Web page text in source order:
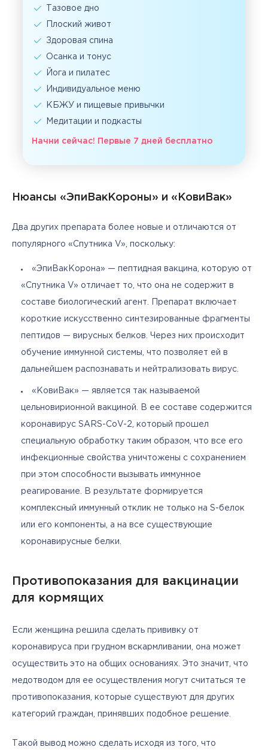
Тазовое дно
Плоский живот
Здоровая спина
Осанка и тонус
Йога и пилатес
Индивидуальное меню
КБЖУ и пищевые привычки
Медитации и подкасты
Начни сейчас! Первые 7 дней бесплатно
Нюансы «ЭпиВакКороны» и «КовиВак»
Два других препарата более новые и отличаются от
популярного «Спутника V», поскольку:
«ЭпиВакКорона» — пептидная вакцина, которую от
«Спутника V» отличает то, что она не содержит в
составе биологический агент. Препарат включает
короткие искусственно синтезированные фрагменты
пептидов — вирусных белков. Через них происходит
обучение иммунной системы, что позволяет ей в
дальнейшем распознавать и нейтрализовать вирус.
«КовиВак» — является так называемой
цельновирионной вакциной. В ее составе содержится
коронавирус SARS-CoV-2, который прошел
специальную обработку таким образом, что все его
инфекционные свойства уничтожены с сохранением
при этом способности вызывать иммунное
реагирование. В результате формируется
комплексный иммунный отклик не только на S-белок
или его компоненты, а на все существующие
коронавирусные белки.
Противопоказания для вакцинации
для кормящих
Если женщина решила сделать прививку от
коронавируса при грудном вскармливании, она может
осуществить это на общих основаниях. Это значит, что
медотводом для ее осуществления могут считаться те
противопоказания, которые существуют для других
категорий граждан, принявших подобное решение.
Такой вывод можно сделать исходя из того, что